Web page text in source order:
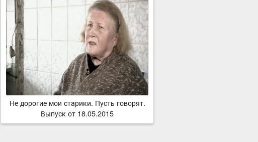
Не дорогие мои старики. Пусть говорят.
Выпуск от 18.05.2015